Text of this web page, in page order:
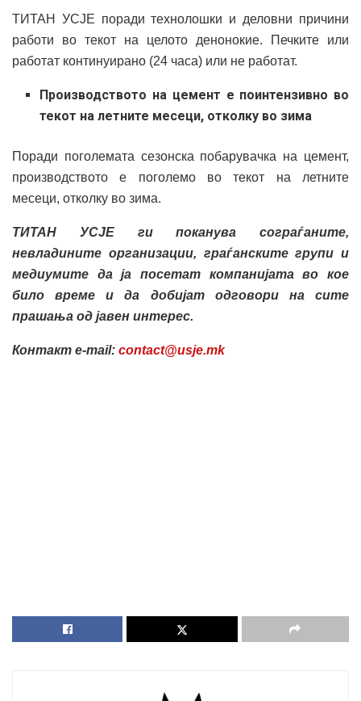
ТИТАН УСЈЕ поради технолошки и деловни причини
работи во текот на целото денонокие. Печките или
работат континуирано (24 часа) или не работат.
Производството на цемент е поинтензивно во
текот на летните месеци, отколку во зима
Поради поголемата сезонска побарувачка на цемент,
производството е поголемо во текот на летните
месеци, отколку во зима.
ТИТАН УСЈЕ ги поканува сограѓаните,
невладините организации, граѓанските групи и
медиумите да ја посетат компанијата во кое
било време и да добијат одговори на сите
прашања од јавен интерес.
Контакт e-mail: contact@usje.mk